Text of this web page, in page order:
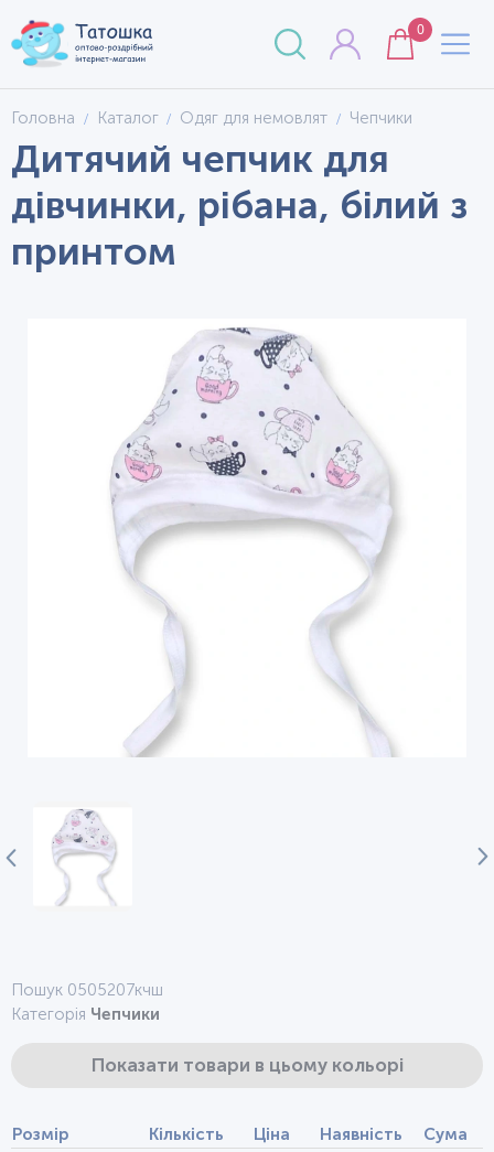
0
Головна Каталог Одяг для немовлят Чепчики
Дитячий чепчик для
дівчинки, рібана, білий з
принтом
Пошук 0505207кчш
Категорія Чепчики
Показати товари в цьому кольорі
Розмір Кількість Ціна Наявність Сума